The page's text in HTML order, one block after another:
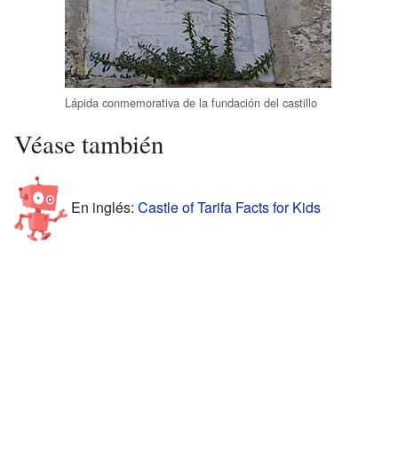
Lápida conmemorativa de la fundación del castillo
Véase también
En inglés: Castle of Tarifa Facts for Kids